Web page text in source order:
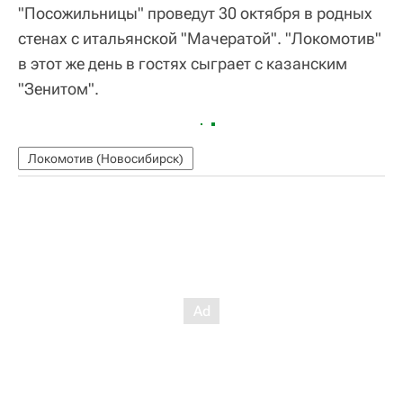
"Посожильницы" проведут 30 октября в родных
стенах с итальянской "Мачератой". "Локомотив"
в этот же день в гостях сыграет с казанским
"Зенитом".
Локомотив (Новосибирск)